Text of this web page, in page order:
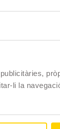
li la